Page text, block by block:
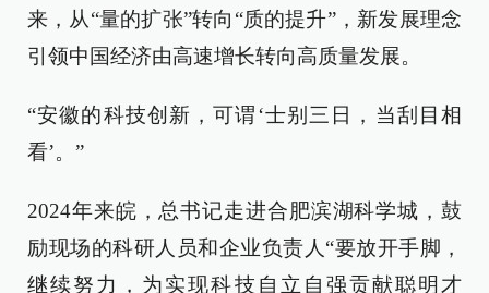
来，从“量的扩张”转向“质的提升”，新发展理念
引领中国经济由高速增长转向高质量发展。
“安徽的科技创新，可谓‘士别三日，当刮目相
看’。”
2024年来皖，总书记走进合肥滨湖科学城，鼓
励现场的科研人员和企业负责人“要放开手脚，
继续努力，为实现科技自立自强贡献聪明才